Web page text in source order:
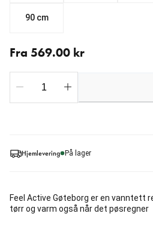
Hjemlevering På lager
Feel Active Gøteborg er en vanntett
tørr og varm også når det pøsregner
90 cm
Fra 569.00 kr